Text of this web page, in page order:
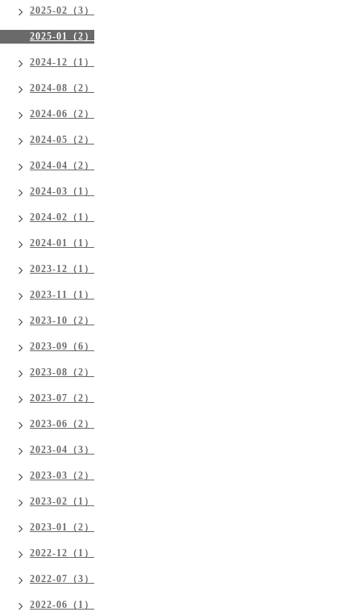
2025-02（3）
2025-01（2）
2024-12（1）
2024-08（2）
2024-06（2）
2024-05（2）
2024-04（2）
2024-03（1）
2024-02（1）
2024-01（1）
2023-12（1）
2023-11（1）
2023-10（2）
2023-09（6）
2023-08（2）
2023-07（2）
2023-06（2）
2023-04（3）
2023-03（2）
2023-02（1）
2023-01（2）
2022-12（1）
2022-07（3）
2022-06（1）